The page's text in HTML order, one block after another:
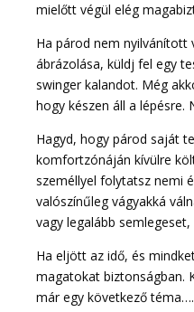
mielőtt végül elég
Ha párod nem nyilvánított
ábrázolása, küldj fel egy
swinger kalandot. Még
hogy készen áll a lépésre.
Hagyd, hogy párod saját
komfortzónáján kívülre
személlyel folytatsz nemi
valószínűleg vágyakká
vagy legalább
Ha eljött az idő, és
magatokat biztonságban.
már egy következő téma….